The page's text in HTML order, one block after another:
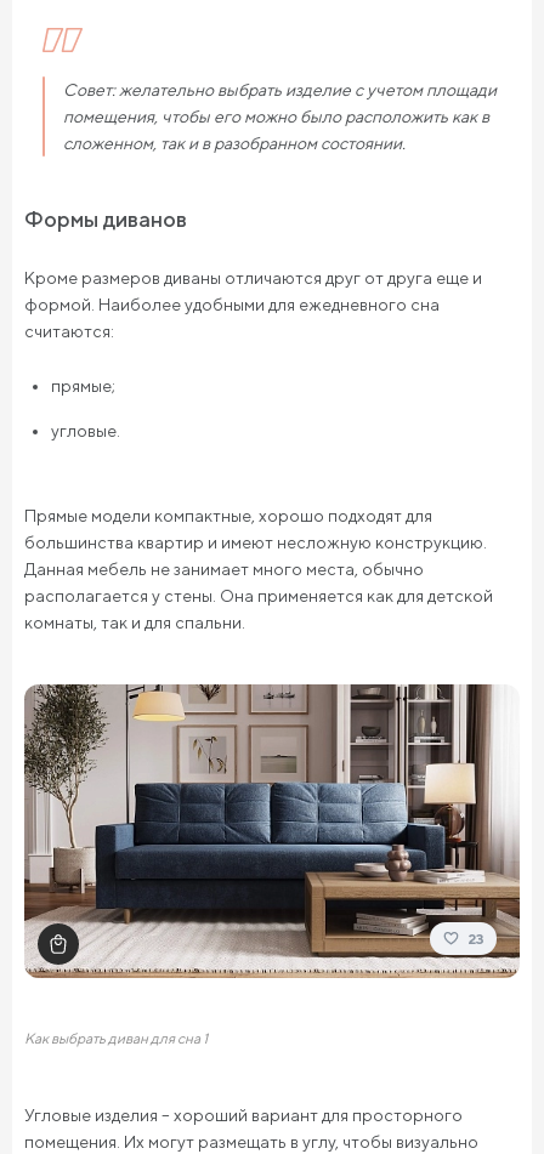
Совет: желательно выбрать изделие с учетом площади
помещения, чтобы его можно было расположить как в
сложенном, так и в разобранном состоянии.
Формы диванов
Кроме размеров диваны отличаются друг от друга еще и
формой. Наиболее удобными для ежедневного сна
считаются:
прямые;
угловые.
Прямые модели компактные, хорошо подходят для
большинства квартир и имеют несложную конструкцию.
Данная мебель не занимает много места, обычно
располагается у стены. Она применяется как для детской
комнаты, так и для спальни.
23
Как выбрать диван для сна 1
Угловые изделия – хороший вариант для просторного
помещения. Их могут размещать в углу, чтобы визуально